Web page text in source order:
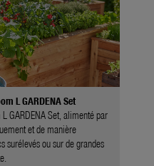
L GARDENA Set
GARDENA Set, alimenté par
et de manière
surélevés ou sur de grandes